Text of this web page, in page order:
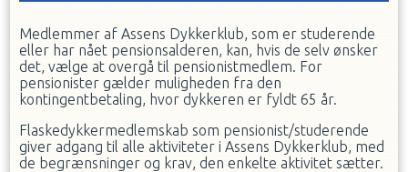
Medlemmer af Assens Dykkerklub, som er studerende
eller har nået pensionsalderen, kan, hvis de selv ønsker
det, vælge at overgå til pensionistmedlem. For
pensionister gælder muligheden fra den
kontingentbetaling, hvor dykkeren er fyldt 65 år.
Flaskedykkermedlemskab som pensionist/studerende
giver adgang til alle aktiviteter i Assens Dykkerklub, med
de begrænsninger og krav, den enkelte aktivitet sætter.